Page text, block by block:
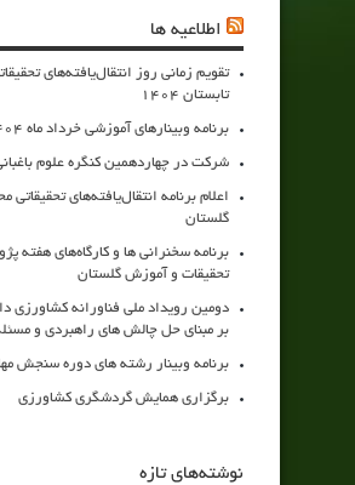
اطلاعیه ها
تقویم زمانی روز انتقال‌یافته‌های
تابستان 1404
برنامه وبینارهای آموزشی خرداد ماه 1404
شرکت در چهاردهمین کنگره علوم
اعلام برنامه انتقال‌یافته‌های تحقیقاتی
گلستان
تحقیقات و آموزش گلستان
دومین رویداد ملی فناورانه کشاورزی
بر مبنای حل چالش های راهبردی و
برنامه وبینار رشته های دوره سنجش مهارت
برگزاری همایش گردشگری کشاورزی
نوشته‌های تازه